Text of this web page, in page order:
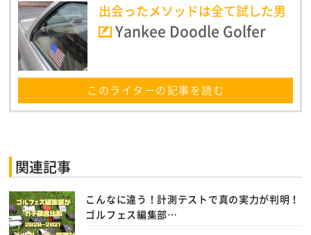
出会ったメソッドは全て試した男
Yankee Doodle Golfer
このライターの記事を読む
関連記事
こんなに違う！計測テストで真の実力が判明！
ゴルフェス編集部…